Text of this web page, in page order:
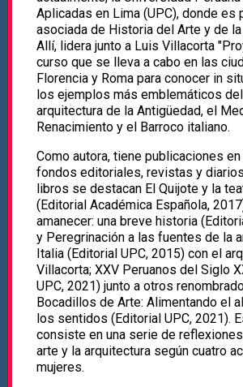
Aplicadas en Lima (UPC), donde es
asociada de Historia del Arte y de
Allí, lidera junto a Luis Villacorta
curso que se lleva a cabo en las
Florencia y Roma para conocer in
los ejemplos más emblemáticos
arquitectura de la Antigüedad, el
Renacimiento y el Barroco italiano.
Como autora, tiene publicaciones
fondos editoriales, revistas y
libros se destacan El Quijote y la
(Editorial Académica Española,
amanecer: una breve historia
y Peregrinación a las fuentes de la
Italia (Editorial UPC, 2015) con el
Villacorta; XXV Peruanos del Siglo
UPC, 2021) junto a otros
Bocadillos de Arte: Alimentando el
los sentidos (Editorial UPC, 2021).
consiste en una serie de
arte y la arquitectura según cuatro
mujeres.